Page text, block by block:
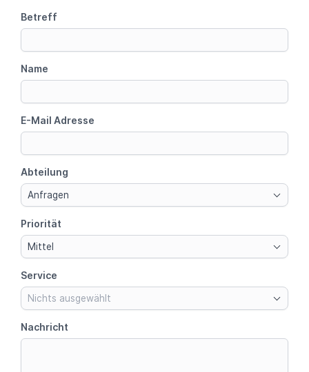
Betreff
Name
E-Mail Adresse
Abteilung
Anfragen
Priorität
Mittel
Service
Nichts ausgewählt
Nachricht